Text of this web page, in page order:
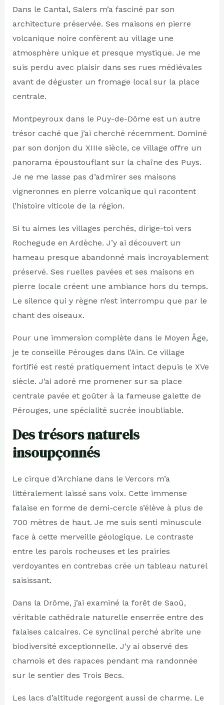
Dans le Cantal, Salers m’a fasciné par son
architecture préservée. Ses maisons en pierre
volcanique noire confèrent au village une
atmosphère unique et presque mystique. Je me
suis perdu avec plaisir dans ses rues médiévales
avant de déguster un fromage local sur la place
centrale.
Montpeyroux dans le Puy-de-Dôme est un autre
trésor caché que j’ai cherché récemment. Dominé
par son donjon du XIIIe siècle, ce village offre un
panorama époustouflant sur la chaîne des Puys.
Je ne me lasse pas d’admirer ses maisons
vigneronnes en pierre volcanique qui racontent
l’histoire viticole de la région.
Si tu aimes les villages perchés, dirige-toi vers
Rochegude en Ardèche. J’y ai découvert un
hameau presque abandonné mais incroyablement
préservé. Ses ruelles pavées et ses maisons en
pierre locale créent une ambiance hors du temps.
Le silence qui y règne n’est interrompu que par le
chant des oiseaux.
Pour une immersion complète dans le Moyen Âge,
je te conseille Pérouges dans l’Ain. Ce village
fortifié est resté pratiquement intact depuis le XVe
siècle. J’ai adoré me promener sur sa place
centrale pavée et goûter à la fameuse galette de
Pérouges, une spécialité sucrée inoubliable.
Des trésors naturels
insoupçonnés
Le cirque d’Archiane dans le Vercors m’a
littéralement laissé sans voix. Cette immense
falaise en forme de demi-cercle s’élève à plus de
700 mètres de haut. Je me suis senti minuscule
face à cette merveille géologique. Le contraste
entre les parois rocheuses et les prairies
verdoyantes en contrebas crée un tableau naturel
saisissant.
Dans la Drôme, j’ai examiné la forêt de Saoû,
véritable cathédrale naturelle enserrée entre des
falaises calcaires. Ce synclinal perché abrite une
biodiversité exceptionnelle. J’y ai observé des
chamois et des rapaces pendant ma randonnée
sur le sentier des Trois Becs.
Les lacs d’altitude regorgent aussi de charme. Le